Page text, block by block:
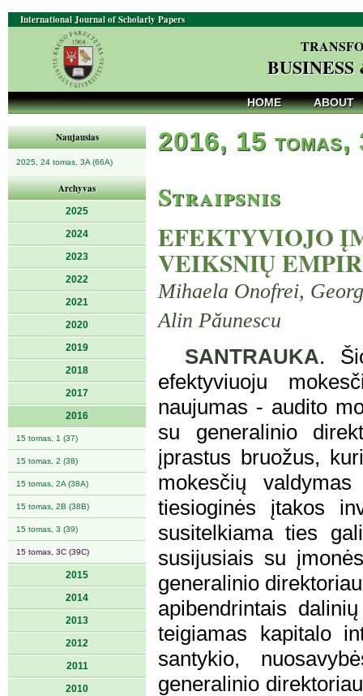
International Journal of Scholarly Papers
HOME ABOUT
Naujausias
2025, 24 tomas, 3A (66A)
Archyvas
2025
2024
2023
2022
2021
2020
2019
2018
2017
2016
15 tomas, 1 (37)
15 tomas, 2 (38)
15 tomas, 2A (38A)
15 tomas, 2B (38B)
15 tomas, 3 (39)
15 tomas, 3C (39C)
2015
2014
2013
2012
2011
2010
2016, 15 tomas,
Straipsnis
EFEKTYVIOJO
VEIKSNIŲ
Mihaela Onofrei,
Alin Păunescu
SANTRAUKA.
efektyviuoju
naujumas - audito
su generalinio
įprastus bruožus,
mokesčių
tiesioginės įtakos
susitelkiama ties
susijusiais su
generalinio
apibendrintais
teigiamas kapitalo
santykio,
generalinio